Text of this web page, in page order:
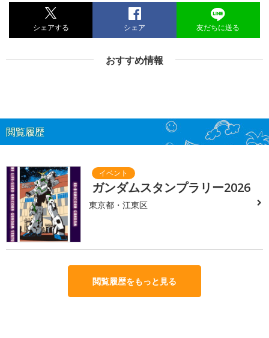
シェアする シェア 友だちに送る
おすすめ情報
閲覧履歴
ガンダムスタンプラリー2026
東京都・江東区
閲覧履歴をもっと見る